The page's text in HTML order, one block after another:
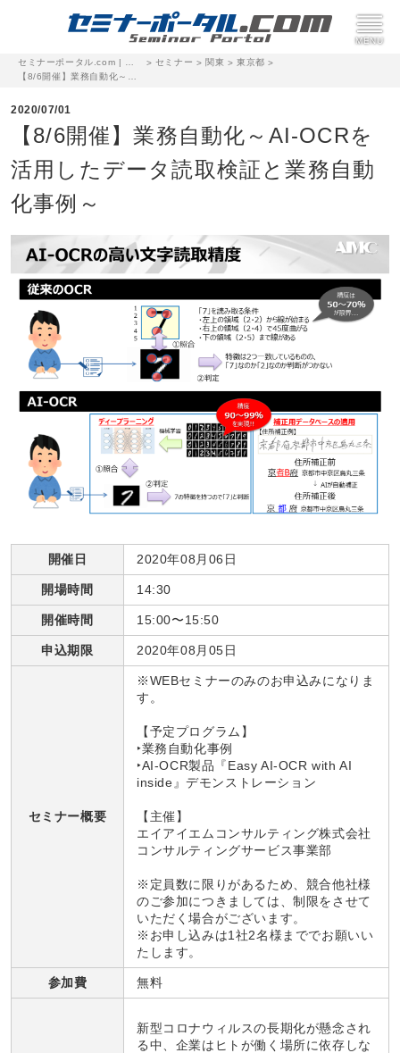
> セミナー > 関東 >東京都 >
2020/07/01
【8/6開催】業務自動化～AI-OCRを
活用したデータ読取検証と業務自動
化事例～
開催日 2020年08月06日
開場時間 14:30
開催時間 15:00〜15:50
申込期限 2020年08月05日
セミナー概要
※WEBセミナーのみのお申込みになりま
す。
【予定プログラム】
‣業務自動化事例
‣AI-OCR製品『Easy AI-OCR with AI
inside』デモンストレーション
【主催】
エイアイエムコンサルティング株式会社
コンサルティングサービス事業部
※定員数に限りがあるため、競合他社様
のご参加につきましては、制限をさせて
いただく場合がございます。
※お申し込みは1社2名様まででお願いい
たします。
参加費 無料
新型コロナウィルスの長期化が懸念され
る中、企業はヒトが働く場所に依存しな